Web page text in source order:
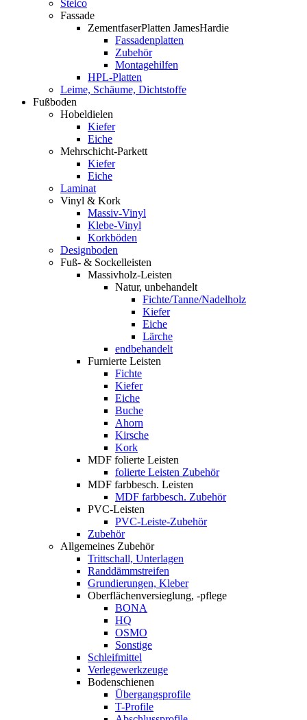
Steico
Fassade
ZementfaserPlatten JamesHardie
Fassadenplatten
Zubehör
Montagehilfen
HPL-Platten
Leime, Schäume, Dichtstoffe
Fußboden
Hobeldielen
Kiefer
Eiche
Mehrschicht-Parkett
Kiefer
Eiche
Laminat
Vinyl & Kork
Massiv-Vinyl
Klebe-Vinyl
Korkböden
Designboden
Fuß- & Sockelleisten
Massivholz-Leisten
Natur, unbehandelt
Fichte/Tanne/Nadelholz
Kiefer
Eiche
Lärche
endbehandelt
Furnierte Leisten
Fichte
Kiefer
Eiche
Buche
Ahorn
Kirsche
Kork
MDF folierte Leisten
folierte Leisten Zubehör
MDF farbbesch. Leisten
MDF farbbesch. Zubehör
PVC-Leisten
PVC-Leiste-Zubehör
Zubehör
Allgemeines Zubehör
Trittschall, Unterlagen
Randdämmstreifen
Grundierungen, Kleber
Oberflächenversieglung, -pflege
BONA
HQ
OSMO
Sonstige
Schleifmittel
Verlegewerkzeuge
Bodenschienen
Übergangsprofile
T-Profile